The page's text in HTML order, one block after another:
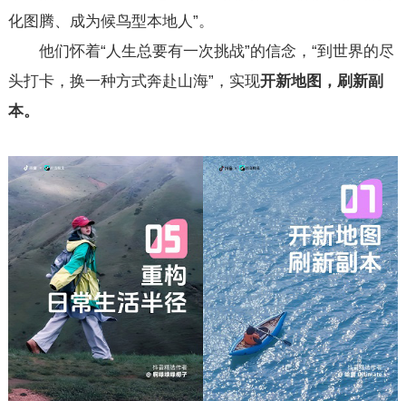
化图腾、成为候鸟型本地人”。
他们怀着“人生总要有一次挑战”的信念，“到世界的尽
头打卡，换一种方式奔赴山海”，实现开新地图，刷新副
本。